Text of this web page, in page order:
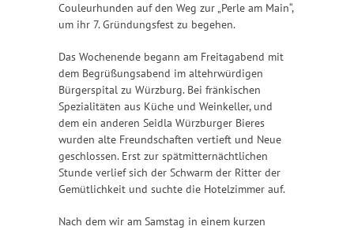
Couleurhunden auf den Weg zur „Perle am Main“,
um ihr 7. Gründungsfest zu begehen.
Das Wochenende begann am Freitagabend mit
dem Begrüßungsabend im altehrwürdigen
Bürgerspital zu Würzburg. Bei fränkischen
Spezialitäten aus Küche und Weinkeller, und
dem ein anderen Seidla Würzburger Bieres
wurden alte Freundschaften vertieft und Neue
geschlossen. Erst zur spätmitternächtlichen
Stunde verlief sich der Schwarm der Ritter der
Gemütlichkeit und suchte die Hotelzimmer auf.
Nach dem wir am Samstag in einem kurzen